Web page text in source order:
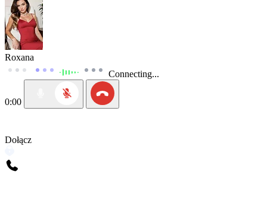
Roxana
Connecting...
0:00
Dołącz